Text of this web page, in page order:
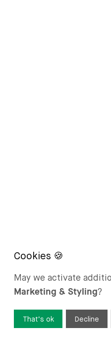
May we activate
Marketing & Styling?
Decline
That’s ok